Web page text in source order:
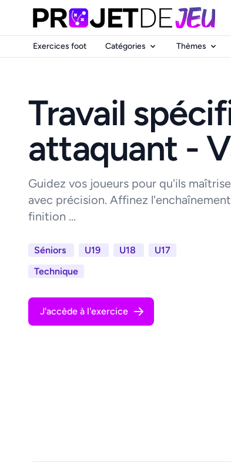
Exercices foot Catégories Thèmes
Travail
attaquant -
Guidez vos joueurs pour qu'ils
avec précision. Affinez
finition ...
Séniors U19 U18
U17
Technique
J'accède à l'exercice